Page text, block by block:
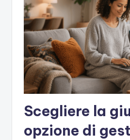
Scegliere la
opzione di